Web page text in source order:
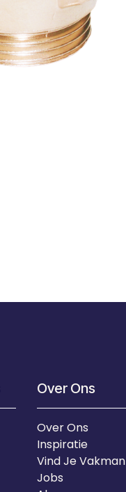
Over Ons
Over Ons
Inspiratie
Vind Je Vakman
Jobs